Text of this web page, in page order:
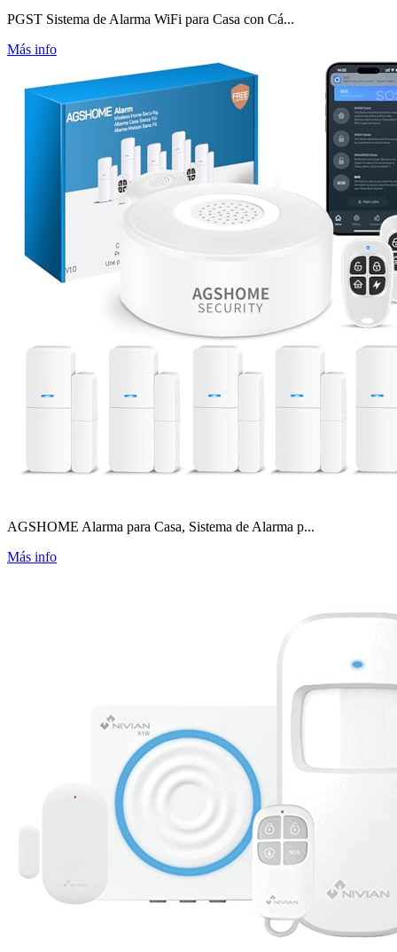
PGST Sistema de Alarma WiFi para Casa con Cá...
Más info
AGSHOME Alarma para Casa, Sistema de Alarma p...
Más info